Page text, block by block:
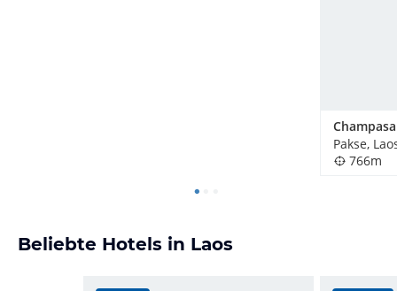
Pakse,
766m
Beliebte Hotels in Laos